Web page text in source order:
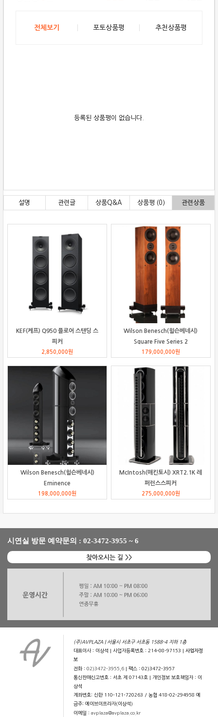
전체보기 포토상품평 추천상품평
등록된 상품평이 없습니다.
설명 관련글 상품Q&A 상품평 (0) 관련상품
KEF(케프) Q950 플로어 스탠딩 스
피커
2,850,000원
Wilson Benesch(윌슨베네시)
Square Five Series 2
179,000,000원
Wilson Benesch(윌슨베네시)
Eminence
198,000,000원
McIntosh(매킨토시) XRT2.1K 레
퍼런스스피커
275,000,000원
시연실 방문 예약문의 : 02-3472-3955 ~ 6
찾아오시는 길 >>
(주)AVPLAZA | 서울시 서초구 서초동 1588-4 지하 1층
대표이사 : 이상석 | 사업자등록번호 : 214-08-97153 |사업자정
보
전화 :02)3472-3955,6 | 팩스 : 02)3472-3957
통신판매신고번호 : 서초 제 07143호 | 개인정보 보호책임자 : 이
상석
계좌번호: 신한 110-121-720263 / 농협 418-02-294958 예
금주: 에이브이프라자(이상석)
이메일 :avplaza@avplaza.co.kr